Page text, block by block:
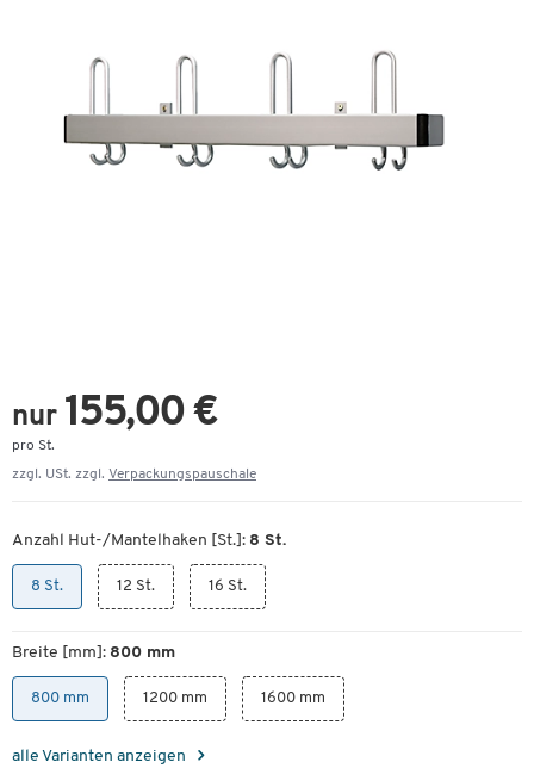
nur 155,00 €
pro St.
zzgl. USt. zzgl. Verpackungspauschale
Anzahl Hut-/Mantelhaken [St.]: 8 St.
8 St. 12 St. 16 St.
Breite [mm]: 800 mm
800 mm 1200 mm 1600 mm
alle Varianten anzeigen